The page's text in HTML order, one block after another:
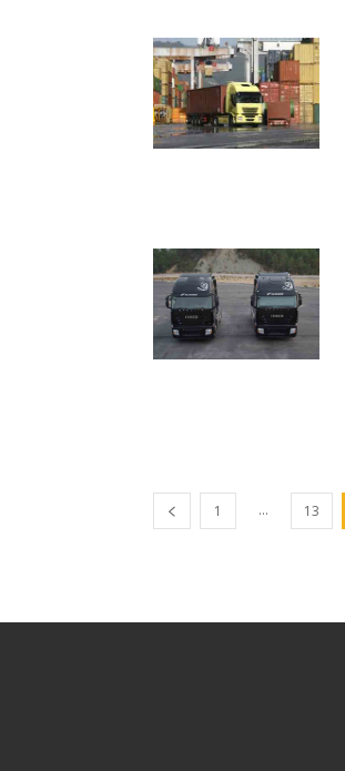
1 ... 13